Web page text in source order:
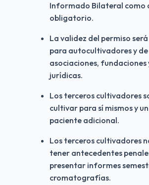
Informado Bilateral como
obligatorio.
La validez del permiso
para autocultivadores y de
asociaciones, fundaciones
jurídicas.
Los terceros cultivadores
cultivar para sí mismos y
paciente adicional.
Los terceros cultivadores
tener antecedentes
presentar informes
cromatografías.